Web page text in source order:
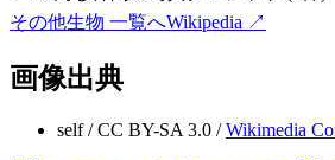
その他生物 一覧へWikipedia ↗
画像出典
self/CC BY-SA 3.0 / Wikimedia